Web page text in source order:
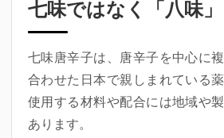
七味ではなく「八味」
七味唐辛子は、唐辛子を中心に
合わせた日本で親しまれている
使用する材料や配合には地域や
あります。